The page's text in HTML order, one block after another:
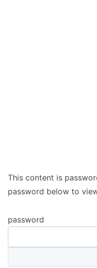
This content is
password below to
password